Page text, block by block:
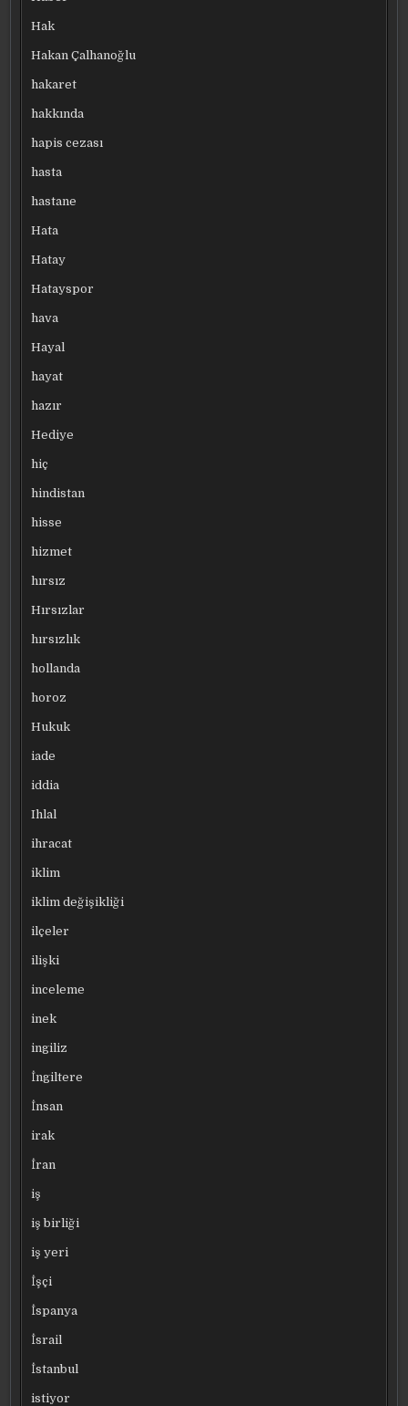
Hak
Hakan Çalhanoğlu
hakaret
hakkında
hapis cezası
hasta
hastane
Hata
Hatay
Hatayspor
hava
Hayal
hayat
hazır
Hediye
hiç
hindistan
hisse
hizmet
hırsız
Hırsızlar
hırsızlık
hollanda
horoz
Hukuk
iade
iddia
Ihlal
ihracat
iklim
iklim değişikliği
ilçeler
ilişki
inceleme
inek
ingiliz
İngiltere
İnsan
irak
İran
iş
iş birliği
iş yeri
İşçi
İspanya
İsrail
İstanbul
istiyor